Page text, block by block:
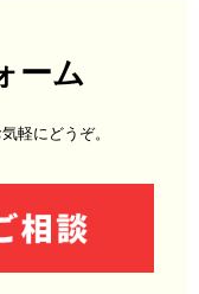
ーム
軽にどうぞ。